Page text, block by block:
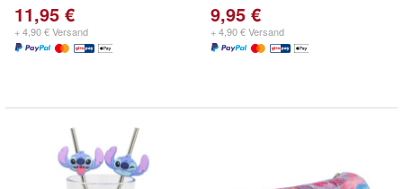
11,95 €
+ 4,90 € Versand
9,95 €
+ 4,90 € Versand